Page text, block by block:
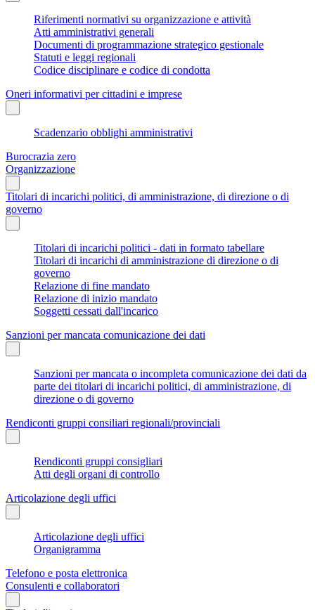
Riferimenti normativi su organizzazione e attività
Atti amministrativi generali
Documenti di programmazione strategico gestionale
Statuti e leggi regionali
Codice disciplinare e codice di condotta
Oneri informativi per cittadini e imprese
Scadenzario obblighi amministrativi
Burocrazia zero
Organizzazione
Titolari di incarichi politici, di amministrazione, di direzione o di
governo
Titolari di incarichi politici - dati in formato tabellare
Titolari di incarichi di amministrazione di direzione o di
governo
Relazione di fine mandato
Relazione di inizio mandato
Soggetti cessati dall'incarico
Sanzioni per mancata comunicazione dei dati
Sanzioni per mancata o incompleta comunicazione dei dati da
parte dei titolari di incarichi politici, di amministrazione, di
direzione o di governo
Rendiconti gruppi consiliari regionali/provinciali
Rendiconti gruppi consigliari
Atti degli organi di controllo
Articolazione degli uffici
Articolazione degli uffici
Organigramma
Telefono e posta elettronica
Consulenti e collaboratori